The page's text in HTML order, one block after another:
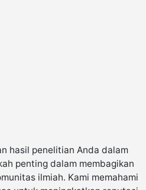
hasil penelitian Anda dalam
penting dalam membagikan
ilmiah. Kami memahami